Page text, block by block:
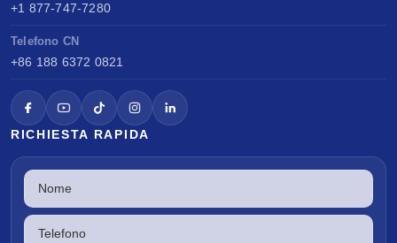
+1 877-747-7280
Telefono CN
+86 188 6372 0821
RICHIESTA RAPIDA